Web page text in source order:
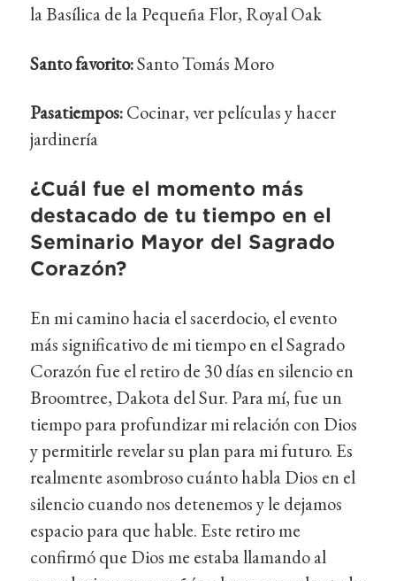
la Basílica de la Pequeña Flor, Royal Oak
Santo favorito:Santo Tomás Moro
Pasatiempos:Cocinar, ver películas y hacer
jardinería
¿Cuál fue el momento más
destacado de tu tiempo en el
Seminario Mayor del Sagrado
Corazón?
En mi camino hacia el sacerdocio, el evento
más significativo de mi tiempo en el Sagrado
Corazón fue el retiro de 30 días en silencio en
Broomtree, Dakota del Sur. Para mí, fue un
tiempo para profundizar mi relación con Dios
y permitirle revelar su plan para mi futuro. Es
realmente asombroso cuánto habla Dios en el
silencio cuando nos detenemos y le dejamos
espacio para que hable. Este retiro me
confirmó que Dios me estaba llamando al